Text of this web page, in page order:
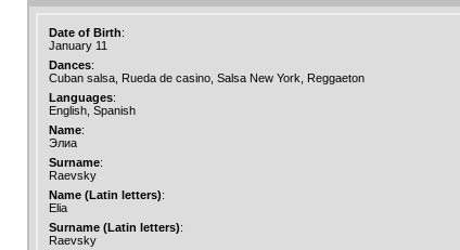
Date of Birth:
January 11
Dances:
Cuban salsa, Rueda de casino, Salsa New York, Reggaeton
Languages:
English, Spanish
Name:
Элиа
Surname:
Raevsky
Name (Latin letters):
Elia
Surname (Latin letters):
Raevsky